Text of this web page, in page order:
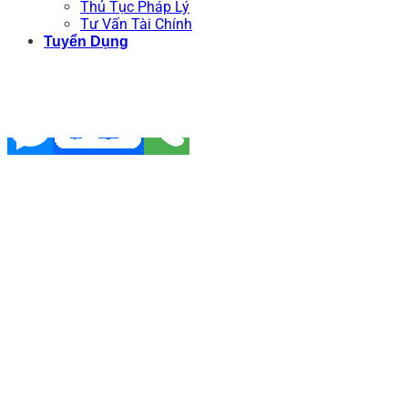
Thủ Tục Pháp Lý
Tư Vấn Tài Chính
Tuyển Dụng